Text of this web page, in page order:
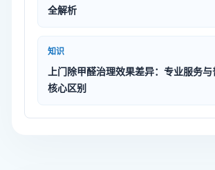
全解析
知识
上门除甲醛治理效果差异：专业服务
核心区别